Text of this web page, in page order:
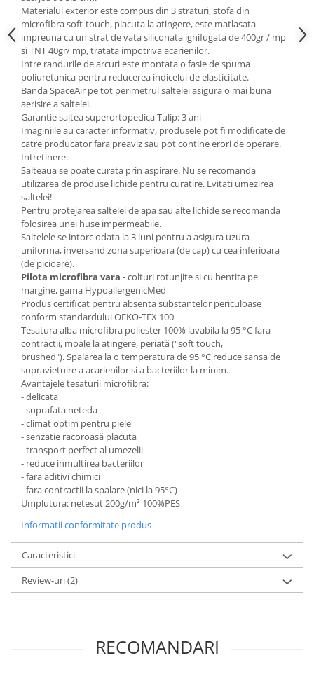
Materialul exterior este compus din 3 straturi, stofa din
microfibra soft-touch, placuta la atingere, este matlasata
impreuna cu un strat de vata siliconata ignifugata de 400gr / mp
si TNT 40gr/ mp, tratata impotriva acarienilor.
Intre randurile de arcuri este montata o fasie de spuma
poliuretanica pentru reducerea indicelui de elasticitate.
Banda SpaceAir pe tot perimetrul saltelei asigura o mai buna
aerisire a saltelei.
Garantie saltea superortopedica Tulip: 3 ani
Imaginiile au caracter informativ, produsele pot fi modificate de
catre producator fara preaviz sau pot contine erori de operare.
Intretinere:
Salteaua se poate curata prin aspirare. Nu se recomanda
utilizarea de produse lichide pentru curatire. Evitati umezirea
saltelei!
Pentru protejarea saltelei de apa sau alte lichide se recomanda
folosirea unei huse impermeabile.
Saltelele se intorc odata la 3 luni pentru a asigura uzura
uniforma, inversand zona superioara (de cap) cu cea inferioara
(de picioare).
Pilota microfibra vara -colturi rotunjite si cu bentita pe
margine, gama HypoallergenicMed
Produs certificat pentru absenta substantelor periculoase
conform standardului OEKO-TEX 100
Tesatura alba microfibra poliester 100% lavabila la 95 °C fara
contractii, moale la atingere, periată ("soft touch,
brushed"). Spalarea la o temperatura de 95 °C reduce sansa de
supravietuire a acarienilor si a bacteriilor la minim.
Avantajele tesaturii microfibra:
- delicata
- suprafata neteda
- climat optim pentru piele
- senzatie racoroasă placuta
- transport perfect al umezelii
- reduce inmultirea bacteriilor
- fara aditivi chimici
- fara contractii la spalare (nici la 95°C)
Umplutura: netesut 200g/m² 100%PES
Informatii conformitate produs
Caracteristici
Review-uri(2)
RECOMANDARI